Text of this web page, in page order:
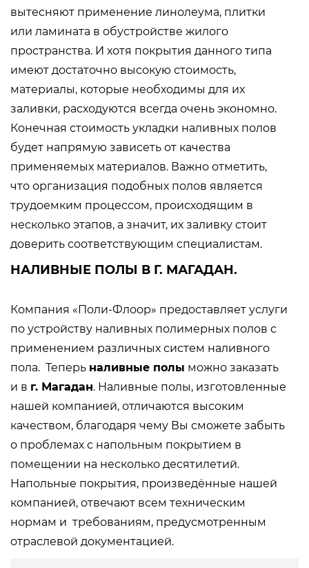
вытесняют применение линолеума, плитки
или ламината в обустройстве жилого
пространства. И хотя покрытия данного типа
имеют достаточно высокую стоимость,
материалы, которые необходимы для их
заливки, расходуются всегда очень экономно.
Конечная стоимость укладки наливных полов
будет напрямую зависеть от качества
применяемых материалов. Важно отметить,
что организация подобных полов является
трудоемким процессом, происходящим в
несколько этапов, а значит, их заливку стоит
доверить соответствующим специалистам.
НАЛИВНЫЕ ПОЛЫ В Г. МАГАДАН.
Компания «Поли-Флоор» предоставляет услуги
по устройству наливных полимерных полов с
применением различных систем наливного
пола. Теперь наливные полы можно заказать
и в г. Магадан. Наливные полы, изготовленные
нашей компанией, отличаются высоким
качеством, благодаря чему Вы сможете забыть
о проблемах с напольным покрытием в
помещении на несколько десятилетий.
Напольные покрытия, произведённые нашей
компанией, отвечают всем техническим
нормам и требованиям, предусмотренным
отраслевой документацией.